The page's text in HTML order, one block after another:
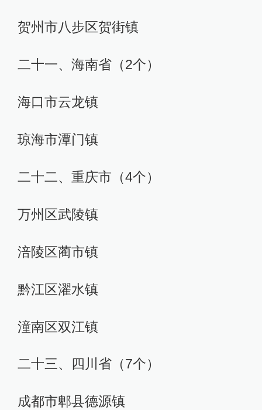
贺州市八步区贺街镇
二十一、海南省（2个）
海口市云龙镇
琼海市潭门镇
二十二、重庆市（4个）
万州区武陵镇
涪陵区蔺市镇
黔江区濯水镇
潼南区双江镇
二十三、四川省（7个）
成都市郫县德源镇